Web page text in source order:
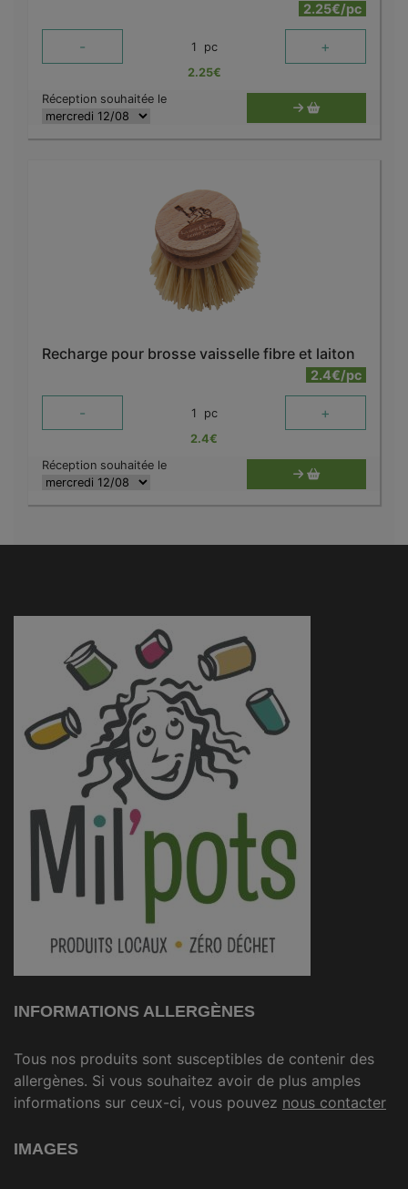
2.25€/pc
- 1 pc +
2.25€
Réception souhaitée le
Recharge pour brosse vaisselle fibre et laiton
2.4€/pc
- 1 pc +
2.4€
Réception souhaitée le
INFORMATIONS ALLERGÈNES
Tous nos produits sont susceptibles de contenir des
allergènes. Si vous souhaitez avoir de plus amples
informations sur ceux-ci, vous pouvez nous contacter
IMAGES